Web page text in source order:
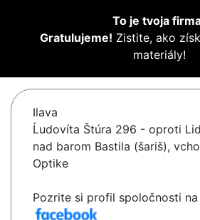
To je tvoja
Gratulujeme! Zistite, ako
materiály!
Ilava
Ĺudovíta Štúra 296 - oproti
nad barom Bastila (šariš),
Optike
Pozrite si profil spoločnosti na